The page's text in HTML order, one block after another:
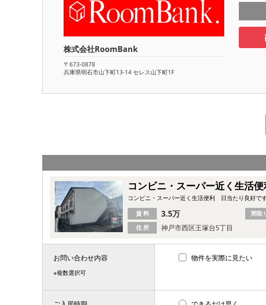
株式会社RoomBank
〒673-0878
兵庫県明石市山下町13-14 セレス山下町1F
コンビニ・スーパー近く生活
コンビニ・スーパー近く生活便利 日当たり良好で
住 所 神戸市西区王塚台5丁目
賃 料 3.5万 間取
お問い合わせ内容
※複数選択可
物件を実際に見たい